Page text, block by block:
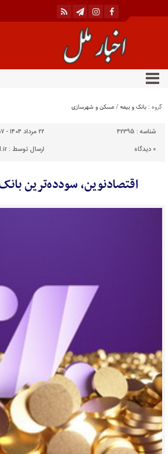
گروه : بانک و بیمه/مسکن و شهرسازی
شناسه : 42395
۲۲ مرداد ۱۴۰۴ - ۱۰:۵۷
0 دیدگاه ارسال توسط :
اقتصادنوین، سودده‌ترین